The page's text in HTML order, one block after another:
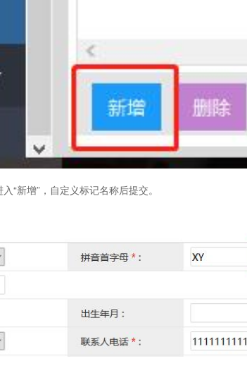
“新增”，自定义标记名称后提交。